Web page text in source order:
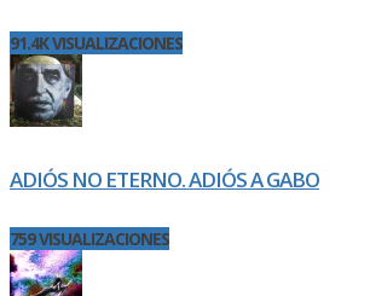
91.4K VISUALIZACIONES
ADIÓS NO ETERNO. ADIÓS A GABO
759 VISUALIZACIONES